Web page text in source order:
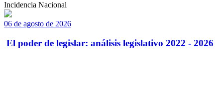
Incidencia Nacional
06 de agosto de 2026
El poder de legislar: análisis legislativo 2022 - 2026